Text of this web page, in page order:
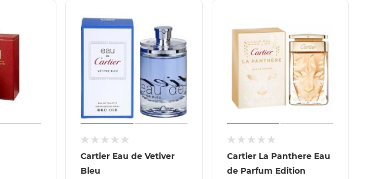
Cartier Eau de Vetiver
Bleu
Cartier La Panthere Eau
de Parfum Edition